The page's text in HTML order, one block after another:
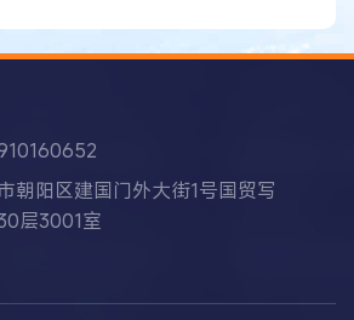
朝阳区建国门外大街1号国贸写
层3001室